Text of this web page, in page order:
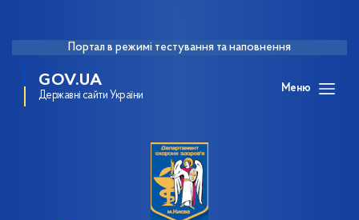
Портал в режимі тестування та наповнення
GOV.UA
Державні сайти України
Меню